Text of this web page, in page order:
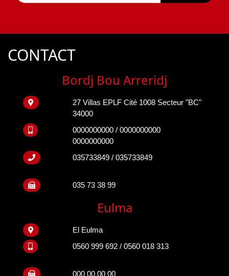
CONTACT
Bordj Bou Arreridj
27 Villas EPLF Cité 1008 Secteur "BC"
34000
0000000000 / 0000000000
0000000000
035733849 / 035733849
035 73 38 99
Eulma
El Eulma
0560 999 692 / 0560 018 313
000 00 00 00